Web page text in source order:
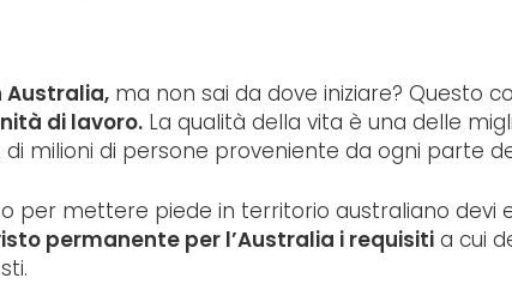
Australia, ma non sai da dove iniziare? Questo
di lavoro. La qualità della vita è una delle
milioni di persone proveniente da ogni parte
per mettere piede in territorio australiano devi
permanente per l’Australia i requisiti a cui